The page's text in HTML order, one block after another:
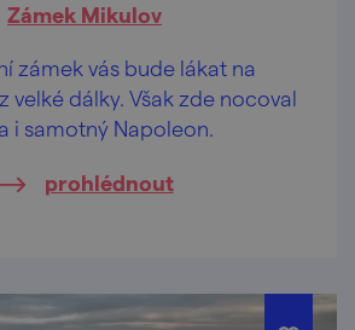
Zámek Mikulov
zámek vás bude lákat na
velké dálky. Však zde nocoval
i samotný Napoleon.
prohlédnout